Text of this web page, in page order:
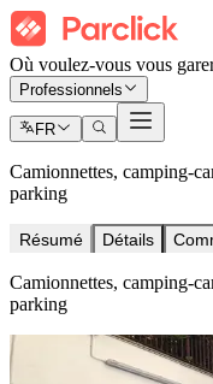
Où voulez-vous vous
Professionnels
FR
Camionnettes, camping-
parking
Résumé Détails
Camionnettes, camping-
parking